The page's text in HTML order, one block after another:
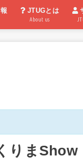
JTUGとは
About us
りまShow